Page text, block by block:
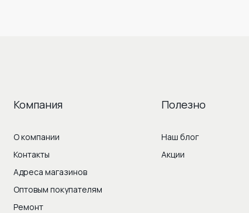
Компания
О компании
Контакты
Адреса магазинов
Оптовым покупателям
Ремонт
Полезно
Наш блог
Акции